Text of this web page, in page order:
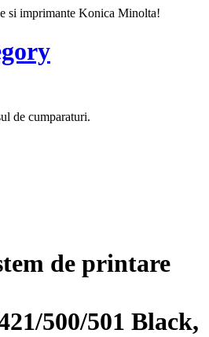
si imprimante Konica Minolta!
de cumparaturi.
de printare
500/501 Black,